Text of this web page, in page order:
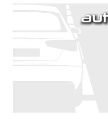
šílenějšího
kontrolu
Flinstona